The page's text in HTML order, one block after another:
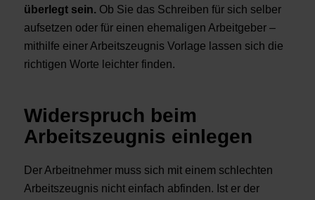
überlegt sein. Ob Sie das Schreiben für sich selber
aufsetzen oder für einen ehemaligen Arbeitgeber –
mithilfe einer Arbeitszeugnis Vorlage lassen sich die
richtigen Worte leichter finden.
Widerspruch beim
Arbeitszeugnis einlegen
Der Arbeitnehmer muss sich mit einem schlechten
Arbeitszeugnis nicht einfach abfinden. Ist er der